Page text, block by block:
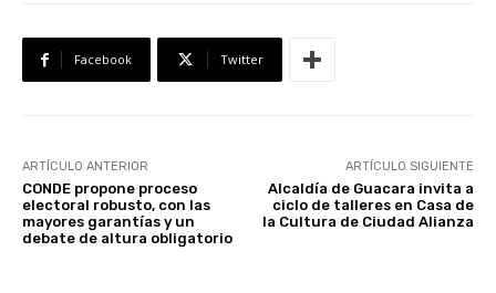
Facebook Twitter
ARTÍCULO ANTERIOR
CONDE propone proceso
electoral robusto, con las
mayores garantías y un
debate de altura obligatorio
ARTÍCULO SIGUIENTE
Alcaldía de Guacara invita a
ciclo de talleres en Casa de
la Cultura de Ciudad Alianza